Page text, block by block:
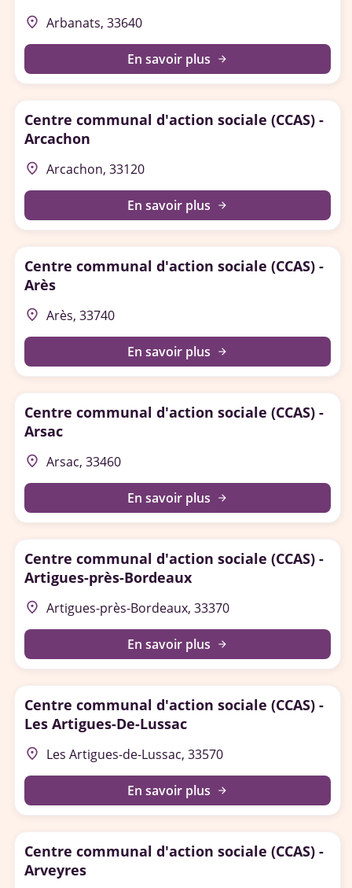
place Arbanats, 33640
En savoir plus arrow_forward
Centre communal d'action sociale (CCAS) -
Arcachon
place Arcachon, 33120
En savoir plus arrow_forward
Centre communal d'action sociale (CCAS) -
Arès
place Arès, 33740
En savoir plus arrow_forward
Centre communal d'action sociale (CCAS) -
Arsac
place Arsac, 33460
En savoir plus arrow_forward
Centre communal d'action sociale (CCAS) -
Artigues-près-Bordeaux
place Artigues-près-Bordeaux, 33370
En savoir plus arrow_forward
Centre communal d'action sociale (CCAS) -
Les Artigues-De-Lussac
place Les Artigues-de-Lussac, 33570
En savoir plus arrow_forward
Centre communal d'action sociale (CCAS) -
Arveyres